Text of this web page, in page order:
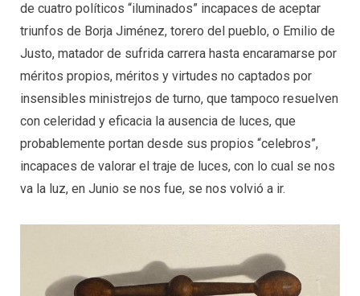
de cuatro políticos “iluminados” incapaces de aceptar
triunfos de Borja Jiménez, torero del pueblo, o Emilio de
Justo, matador de sufrida carrera hasta encaramarse por
méritos propios, méritos y virtudes no captados por
insensibles ministrejos de turno, que tampoco resuelven
con celeridad y eficacia la ausencia de luces, que
probablemente portan desde sus propios “celebros”,
incapaces de valorar el traje de luces, con lo cual se nos
va la luz, en Junio se nos fue, se nos volvió a ir.